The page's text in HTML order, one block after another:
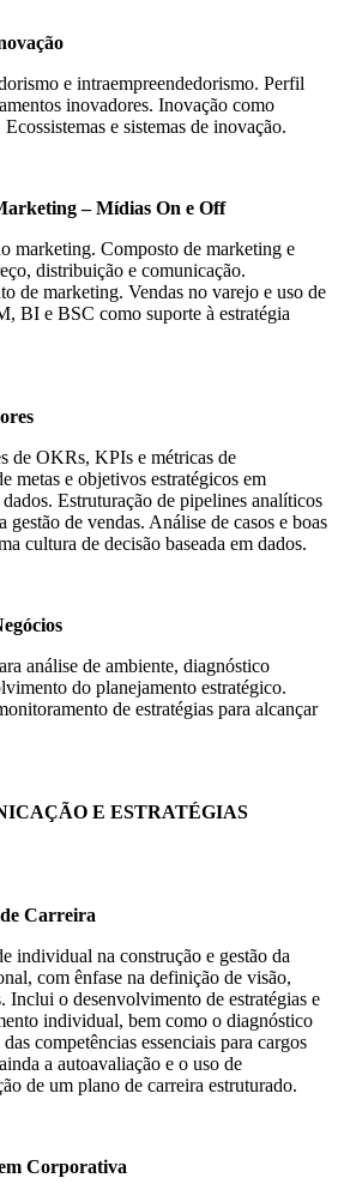
e intraempreendedorismo. Perfil
inovadores. Inovação como
e sistemas de inovação.
– Mídias On e Off
marketing. Composto de marketing e
distribuição e comunicação.
de marketing. Vendas no varejo e uso de
BI e BSC como suporte à estratégia
de OKRs, KPIs e métricas de
metas e objetivos estratégicos em
Estruturação de pipelines analíticos
gestão de vendas. Análise de casos e boas
cultura de decisão baseada em dados.
análise de ambiente, diagnóstico
do planejamento estratégico.
de estratégias para alcançar
E ESTRATÉGIAS
Carreira
individual na construção e gestão da
com ênfase na definição de visão,
Inclui o desenvolvimento de estratégias e
individual, bem como o diagnóstico
competências essenciais para cargos
a autoavaliação e o uso de
de um plano de carreira estruturado.
Corporativa